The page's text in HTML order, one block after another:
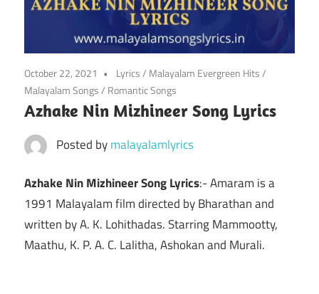
October 22, 2021 Lyrics/ Malayalam Evergreen Hits/
Malayalam Songs/ Romantic Songs
Azhake Nin Mizhineer Song Lyrics
Posted bymalayalamlyrics
Azhake Nin Mizhineer Song Lyrics:- Amaram is a
1991 Malayalam film directed by Bharathan and
written by A. K. Lohithadas. Starring Mammootty,
Maathu, K. P. A. C. Lalitha, Ashokan and Murali.